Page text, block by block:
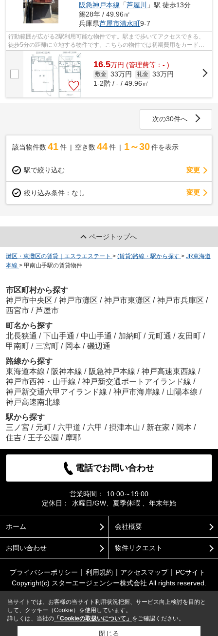
阪急神戸本線 「芦屋川
」駅 徒歩13分
築28年 / 49.96㎡
兵庫県芦屋市清水町9-7
行動範囲が広がる2駅利用可能な物件です。駅まで歩いてアクセスできる、
徒歩5分の距離に立地する物件です。こちらの物件では初期費用をカードで
お支払いいただけます。
16.5万円 (管理費等：- )
敷金 33万円 礼金 33万円
1-2階 / - / 49.96㎡
次の30件へ
該当物件数 41件 空き数 44 件 1～30 件を表示
駅で絞り込む 変更
絞り込み条件： なし 変更
ページトップへ
灘区・東灘区の賃貸｜エスラエステート > (賃貸)路線・駅から探す > JR東海道
本線 > 甲南山手駅の賃貸物件
市区町村から探す
神戸市中央区 / 神戸市灘区 / 神戸市東灘区 / 神戸市兵庫区 /
西宮市 / 芦屋市
町名から探す
北長狭通 / 下山手通 / 中山手通 / 加納町 / 元町通 / 友田町 /
甲南町 / 三宮町 / 岡本 / 磯辺通
路線から探す
東海道本線 / 阪神本線 / 阪急神戸本線 / 神戸高速東西線 /
神戸市西神・山手線 / 神戸新交通ポートアイランド線 /
神戸新交通六甲アイランド線 / 神戸市海岸線 / 山陽本線 /
神戸高速南北線
駅から探す
三ノ宮 / 元町 / 六甲道 / 六甲 / 摂津本山 / 新在家 / 岡本 /
住吉 / 王子公園 / 摩耶
電話でお問い合わせ
営業時間：
10:00～19:00
定休日：
水曜日/GW、夏季休暇 、年末年始
ホーム 会社概要
お問い合わせ 物件リクエスト
プライバシーポリシー 利用規約 アクセスマップ
PCサイト
Copyright(c) スターエージェンシー株式会社 All rights reserved.
当サイトでは、お客様の当サイト利用状況把握、サービス向上検討を目的と
して、クッキー（Cookie）を使用しています。
詳しくは、当社の 「Cookieの取扱いについて」 をご確認ください。
閉じる